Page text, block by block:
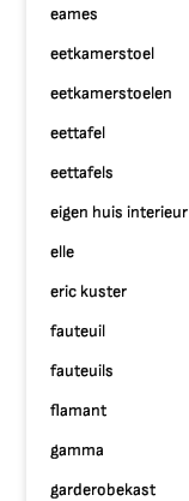
eames
eetkamerstoel
eetkamerstoelen
eettafel
eettafels
eigen huis interieur
elle
eric kuster
fauteuil
fauteuils
flamant
gamma
garderobekast